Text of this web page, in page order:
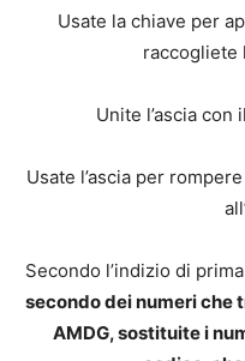
Usate la chiave per
raccogliete
Unite l’ascia con
Usate l’ascia per
Secondo l’indizio di
secondo dei numeri che
AMDG, sostituite i